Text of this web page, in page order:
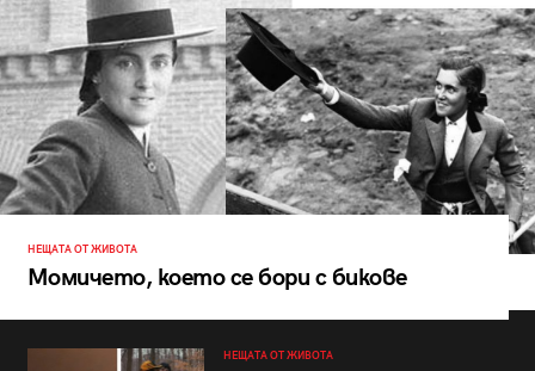
НЕЩАТА ОТ ЖИВОТА
Момичето, което се бори с бикове
НЕЩАТА ОТ ЖИВОТА